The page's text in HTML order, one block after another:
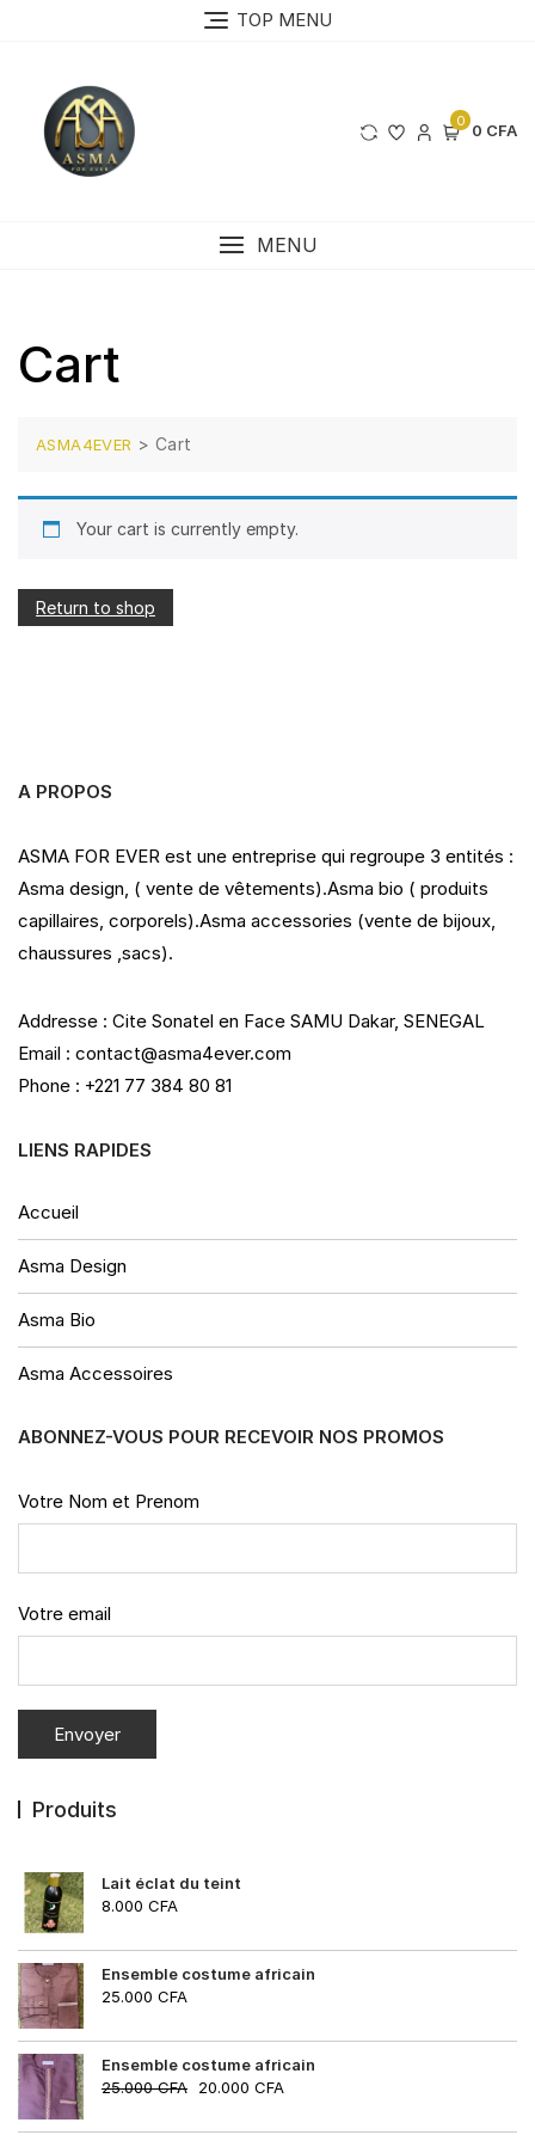
TOP MENU
0 0 CFA
MENU
Cart
ASMA4EVER > Cart
Your cart is currently empty.
Return to shop
A PROPOS
ASMA FOR EVER est une entreprise qui regroupe 3 entités :
Asma design, ( vente de vêtements).Asma bio ( produits
capillaires, corporels).Asma accessories (vente de bijoux,
chaussures ,sacs).
Addresse : Cite Sonatel en Face SAMU Dakar, SENEGAL
Email : contact@asma4ever.com
Phone : +221 77 384 80 81
LIENS RAPIDES
Accueil
Asma Design
Asma Bio
Asma Accessoires
ABONNEZ-VOUS POUR RECEVOIR NOS PROMOS
Votre Nom et Prenom
Votre email
Produits
Lait éclat du teint
8.000 CFA
Ensemble costume africain
25.000 CFA
Ensemble costume africain
25.000CFA 20.000 CFA